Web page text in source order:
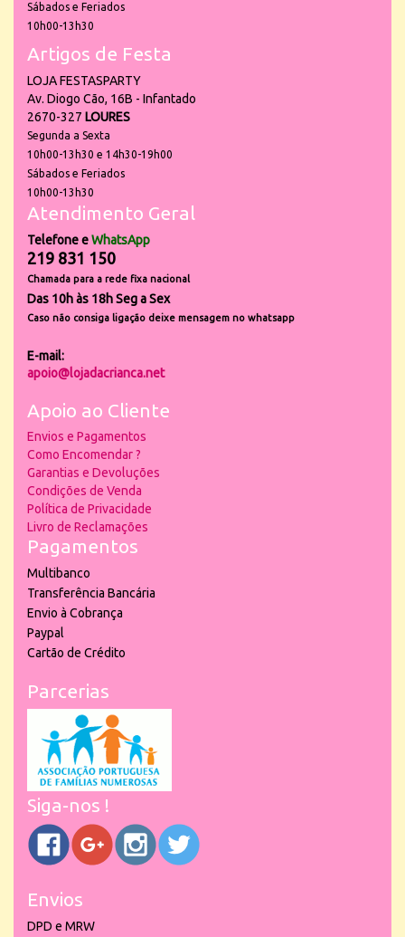
Sábados e Feriados
10h00-13h30
Artigos de Festa
LOJA FESTASPARTY
Av. Diogo Cão, 16B - Infantado
2670-327 LOURES
Segunda a Sexta
10h00-13h30 e 14h30-19h00
Sábados e Feriados
10h00-13h30
Atendimento Geral
Telefone eWhatsApp
219 831 150
Chamada para a rede fixa nacional
Das 10h às 18h Seg a Sex
Caso não consiga ligação deixe mensagem no whatsapp
E-mail:
apoio@lojadacrianca.net
Apoio ao Cliente
Envios e Pagamentos
Como Encomendar ?
Garantias e Devoluções
Condições de Venda
Política de Privacidade
Livro de Reclamações
Pagamentos
Multibanco
Transferência Bancária
Envio à Cobrança
Paypal
Cartão de Crédito
Parcerias
Siga-nos !
Envios
DPD e MRW